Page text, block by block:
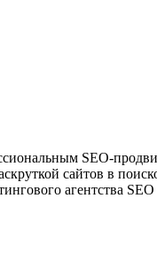
SEO-
сайтов в
агентства